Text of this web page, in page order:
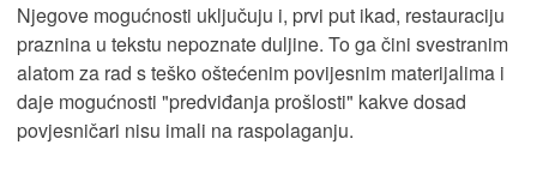
Njegove mogućnosti uključuju i, prvi put ikad, restauraciju
praznina u tekstu nepoznate duljine. To ga čini svestranim
alatom za rad s teško oštećenim povijesnim materijalima i
daje mogućnosti "predviđanja prošlosti" kakve dosad
povjesničari nisu imali na raspolaganju.